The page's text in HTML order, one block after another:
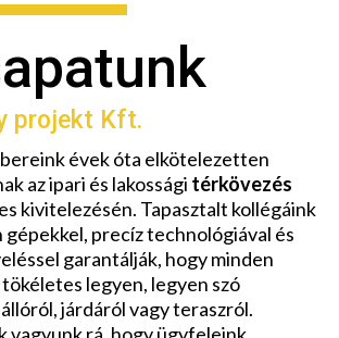
projekt Kft.
évek óta elkötelezetten
az ipari és lakossági térkövezés
kivitelezésén. Tapasztalt kollégáink
gépekkel, precíz technológiával és
garantálják, hogy minden
legyen, legyen szó
járdáról vagy teraszról.